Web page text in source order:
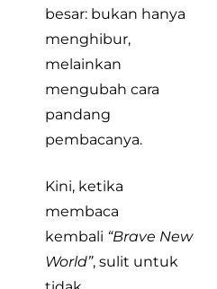
besar: bukan hanya
menghibur,
melainkan
mengubah cara
pandang
pembacanya.
Kini, ketika
membaca
kembali “Brave New
World”, sulit untuk